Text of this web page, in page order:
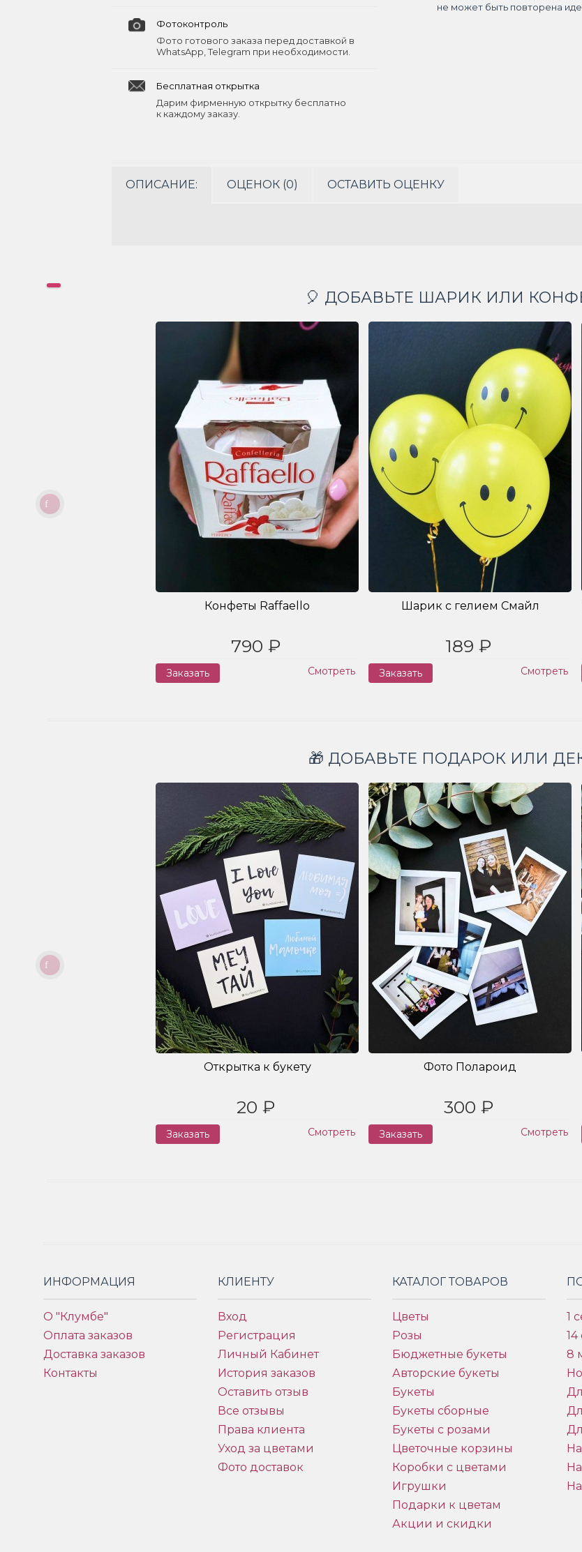
Фотоконтроль
Фото готового заказа перед доставкой в
WhatsApp, Telegram при необходимости.
Бесплатная открытка
Дарим фирменную открытку бесплатно
к каждому заказу.
не может быть повторена
ОПИСАНИЕ: ОЦЕНОК (0) ОСТАВИТЬ ОЦЕНКУ
🎈 ДОБАВЬТЕ ШАРИК ИЛИ
Конфеты Raffaello
790 ₽
Заказать Смотреть
Шарик с гелием Смайл
189 ₽
Заказать Смотреть
🎁 ДОБАВЬТЕ ПОДАРОК ИЛИ
Открытка к букету
20 ₽
Заказать Смотреть
Фото Полароид
300 ₽
Заказать Смотреть
ИНФОРМАЦИЯ
О "Клумбе"
Оплата заказов
Доставка заказов
Контакты
КЛИЕНТУ
Вход
Регистрация
Личный Кабинет
История заказов
Оставить отзыв
Все отзывы
Права клиента
Уход за цветами
Фото доставок
КАТАЛОГ ТОВАРОВ
Цветы
Розы
Бюджетные букеты
Авторские букеты
Букеты
Букеты сборные
Букеты с розами
Цветочные корзины
Коробки с цветами
Игрушки
Подарки к цветам
Акции и скидки
1
8